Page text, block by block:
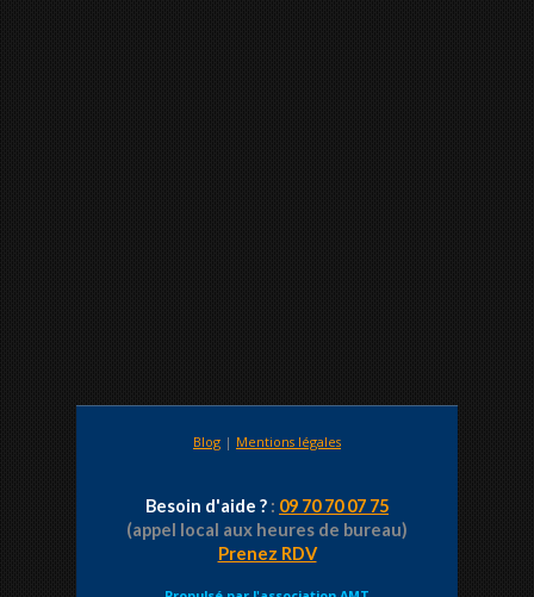
Blog | Mentions légales
Besoin d'aide ? : 09 70 70 07 75
(appel local aux heures de bureau)
Prenez RDV